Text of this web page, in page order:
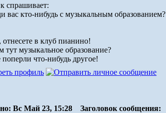
спрашивает:
вас кто-нибудь с музыкальным образованием?
в клуб пианино!
тут музыкальное образование?
что-нибудь другое!
Вс Май 23, 15:28 Заголовок сообщения: